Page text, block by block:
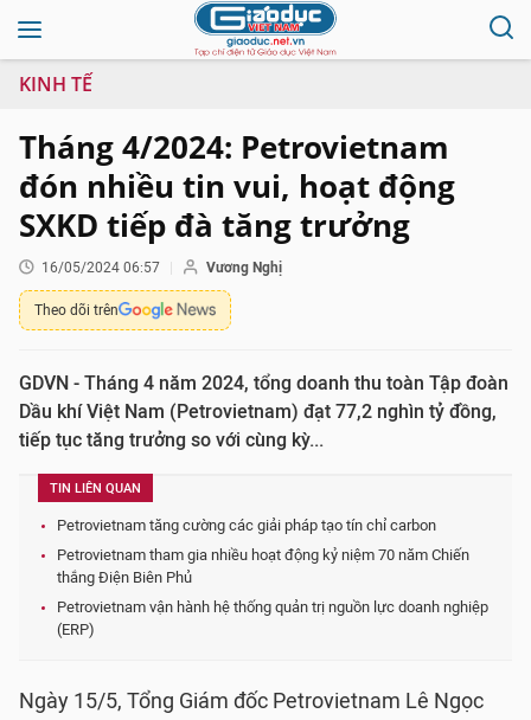
KINH TẾ
Tháng 4/2024: Petrovietnam
đón nhiều tin vui, hoạt động
SXKD tiếp đà tăng trưởng
16/05/2024 06:57 Vương Nghị
Theo dõi trên
GDVN - Tháng 4 năm 2024, tổng doanh thu toàn Tập đoàn
Dầu khí Việt Nam (Petrovietnam) đạt 77,2 nghìn tỷ đồng,
tiếp tục tăng trưởng so với cùng kỳ...
TIN LIÊN QUAN
Petrovietnam tăng cường các giải pháp tạo tín chỉ carbon
Petrovietnam tham gia nhiều hoạt động kỷ niệm 70 năm Chiến
thắng Điện Biên Phủ
Petrovietnam vận hành hệ thống quản trị nguồn lực doanh nghiệp
(ERP)
Ngày 15/5, Tổng Giám đốc Petrovietnam Lê Ngọc